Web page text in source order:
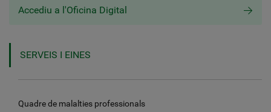
Accediu a l'Oficina Digital
SERVEIS I EINES
Quadre de malalties professionals